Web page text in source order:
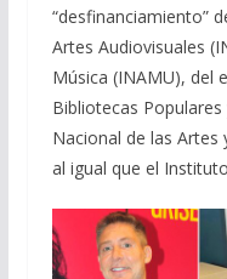
“desfinanciamiento”
Artes Audiovisuales
Música (INAMU), del
Bibliotecas
Nacional de las
al igual que el